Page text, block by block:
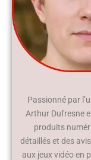
Passionné par
Arthur Dufresne
produits
détaillés et des
aux jeux vidéo en